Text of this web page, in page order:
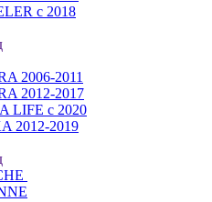
с 2018
2006-2011
2012-2017
LIFE с 2020
2012-2019